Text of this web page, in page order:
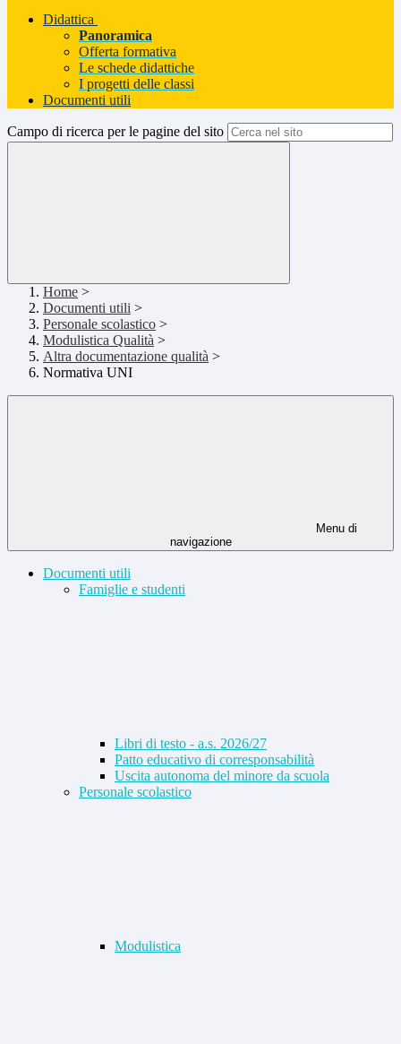
Didattica
Panoramica
Offerta formativa
Le schede didattiche
I progetti delle classi
Documenti utili
Campo di ricerca per le pagine del sito
Home >
Documenti utili >
Personale scolastico >
Modulistica Qualità >
Altra documentazione qualità >
Normativa UNI
Menu di
navigazione
Documenti utili
Famiglie e studenti
Libri di testo - a.s. 2026/27
Patto educativo di corresponsabilità
Uscita autonoma del minore da scuola
Personale scolastico
Modulistica